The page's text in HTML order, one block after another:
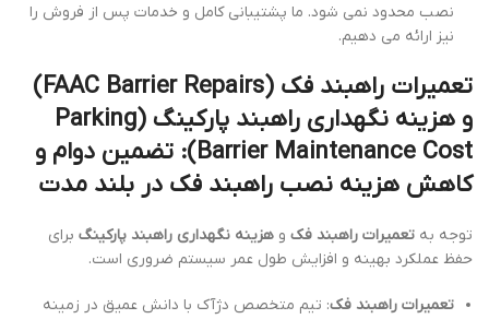
نصب محدود نمی شود. ما پشتیبانی کامل و خدمات پس از فروش را
نیز ارائه می دهیم.
تعمیرات راهبند فک (FAAC Barrier Repairs)
و
هزینه نگهداری راهبند پارکینگ (Parking
Barrier Maintenance Cost) : تضمین دوام و
کاهش هزینه نصب راهبند فک در بلند مدت
توجه به تعمیرات راهبند فک و هزینه نگهداری راهبند پارکینگ برای
حفظ عملکرد بهینه و افزایش طول عمر سیستم ضروری است.
تعمیرات راهبند فک: تیم متخصص دژآک با دانش عمیق در زمینه